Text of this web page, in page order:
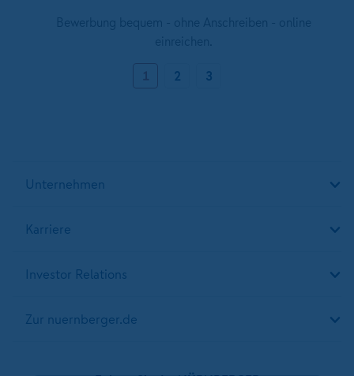
1
2 3
Unternehmen
Karriere
Investor Relations
Zur nuernberger.de